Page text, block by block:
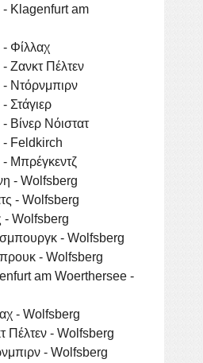
Klagenfurt am
Φίλλαχ
Ζανκτ Πέλτεν
Ντόρνμπιρν
Στάγιερ
Βίνερ Νόιστατ
Feldkirch
Μπρέγκεντζ
- Wolfsberg
- Wolfsberg
- Wolfsberg
- Wolfsberg
- Wolfsberg
am Woerthersee -
- Wolfsberg
Πέλτεν - Wolfsberg
- Wolfsberg